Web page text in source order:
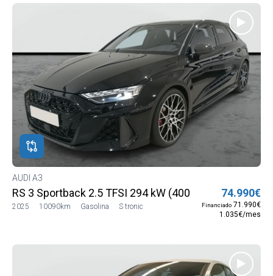
AUDI A3
RS 3 Sportback 2.5 TFSI 294 kW (400 CV) S tronic
2025 10090km Gasolina S tronic
74.990€
Financiado 71.990€
1.035€/mes